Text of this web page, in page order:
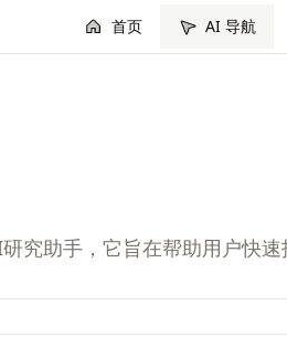
首页 AI 导航
究助手，它旨在帮助用户快